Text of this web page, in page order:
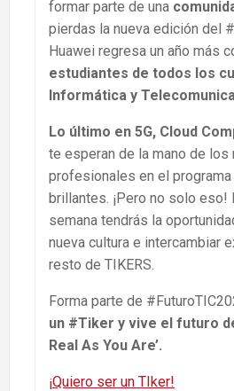
formar parte de una
pierdas la nueva edición del
Huawei regresa un año más
estudiantes de todos los
Informática y
Lo último en 5G, Cloud
te esperan de la mano de los
profesionales en el
brillantes. ¡Pero no solo eso!
semana tendrás la
nueva cultura e intercambiar
resto de TIKERS.
Forma parte de
un #Tiker y vive el futuro
Real As You Are’.
¡Quiero ser un TIker!